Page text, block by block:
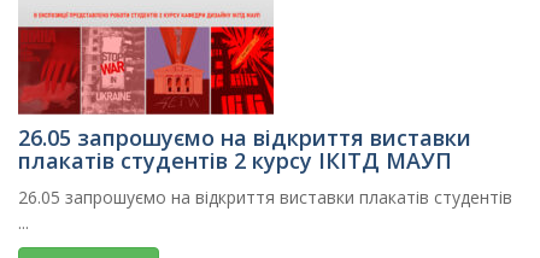
26.05 запрошуємо на відкриття виставки
плакатів студентів 2 курсу ІКІТД МАУП
26.05 запрошуємо на відкриття виставки плакатів студентів
...